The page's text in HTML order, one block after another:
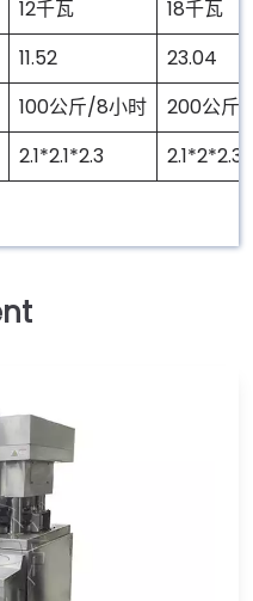
12千瓦
18千瓦
11.52
23.04
100公斤/8小时
200公斤
2.1*2.1*2.3 2.1*2*2.3